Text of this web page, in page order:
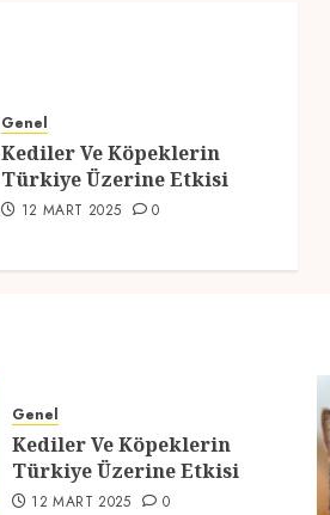
Genel
Kediler Ve Köpeklerin
Türkiye Üzerine Etkisi
12 MART 2025 0
Genel
Kediler Ve Köpeklerin
Türkiye Üzerine Etkisi
12 MART 2025 0